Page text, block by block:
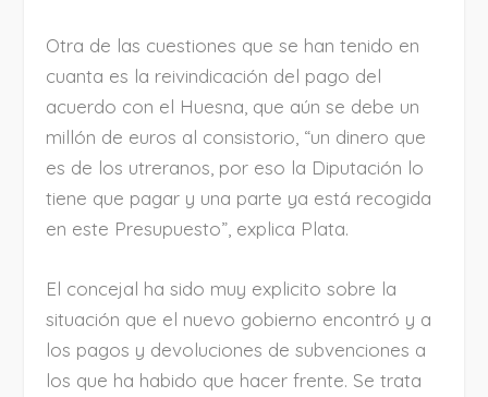
Otra de las cuestiones que se han tenido en
cuanta es la reivindicación del pago del
acuerdo con el Huesna, que aún se debe un
millón de euros al consistorio, “un dinero que
es de los utreranos, por eso la Diputación lo
tiene que pagar y una parte ya está recogida
en este Presupuesto”, explica Plata.
El concejal ha sido muy explicito sobre la
situación que el nuevo gobierno encontró y a
los pagos y devoluciones de subvenciones a
los que ha habido que hacer frente. Se trata